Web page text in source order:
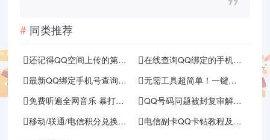
同类推荐
还记得QQ空间上传的第一张照片吗？
在线查询QQ绑定的手机号码 亲测秒查
最新QQ绑定手机号查询 反查等功能
无需工具超简单！一键删除QQ单项好友
免费听遍全网音乐 暴打某Q某易云
QQ号码问题被封复审解封申请入口
移动/联通/电信积分兑换话费短信代码
电信副卡QQ卡钻教程及卡钻最新地址